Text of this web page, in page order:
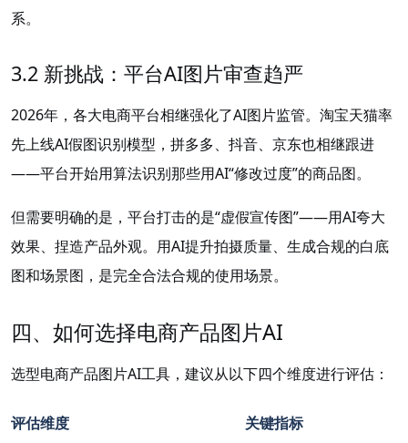
系。
3.2 新挑战：平台AI图片审查趋严
2026年，各大电商平台相继强化了AI图片监管。淘宝天猫率
先上线AI假图识别模型，拼多多、抖音、京东也相继跟进
——平台开始用算法识别那些用AI“修改过度”的商品图。
但需要明确的是，平台打击的是“虚假宣传图”——用AI夸大
效果、捏造产品外观。用AI提升拍摄质量、生成合规的白底
图和场景图，是完全合法合规的使用场景。
四、如何选择电商产品图片AI
选型电商产品图片AI工具，建议从以下四个维度进行评估：
评估维度 关键指标